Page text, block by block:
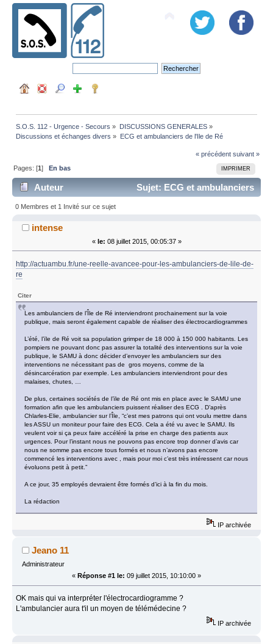
S.O.S. 112 - Urgence - Secours » DISCUSSIONS GENERALES»
Discussions et échanges divers » ECG et ambulanciers de l'Ile de Ré
« précédent suivant »
IMPRIMER
Pages: [1]En bas
Auteur
Sujet: ECG et ambulanciers
de l'Ile de Ré (Lu 18749 fois)
0 Membres et 1 Invité sur ce sujet
intense
« le: 08 juillet 2015, 00:05:37 »
http://actuambu.fr/une-reelle-avancee-pour-les-ambulanciers-de-lile-de-
re
Citer
Les ambulanciers de l’Île de Ré interviendront prochainement sur la voie
publique, mais seront également capable de réaliser des électrocardiogrammes
L’été, l’ïle de Ré voit sa population grimper de 18 000 à 150 000 habitants. Les
pompiers ne pouvant donc pas assurer la totalité des interventions sur la voie
publique, le SAMU à donc décider d’envoyer les ambulanciers sur des
interventions ne nécessitant pas de gros moyens, comme de la
désincarcération par exemple. Les ambulanciers interviendront pour des
malaises, chutes, …
De plus, certaines sociétés de l’ïle de Ré ont mis en place avec le SAMU une
formation afin que les ambulanciers puissent réaliser des ECG . D’après
Chlarles-Elie, ambulancier sur l’Île, “c’est mes patrons qui ont voulu mettre dans
les ASSU un moniteur pour faire des ECG. Cela a été vu avec le SAMU. Ils
veulent voir si ça peux faire accéléré la prise en charge des patients aux
urgences. Pour l’instant nous ne pouvons pas encore trop donner d’avis car
nous ne somme pas encore tous formés et nous n’avons pas encore
commencé les interventions avec , mais pour moi c’est très intéressent car nous
évoluons petit à petit.”
A ce jour, 35 employés devraient être formés d’ici à la fin du mois.
La rédaction
IP archivée
Jeano 11
Administrateur
« Réponse #1 le: 09 juillet 2015, 10:10:00 »
OK mais qui va interpréter l'électrocardiogramme ?
L'ambulancier aura t'il un moyen de télémédecine ?
IP archivée